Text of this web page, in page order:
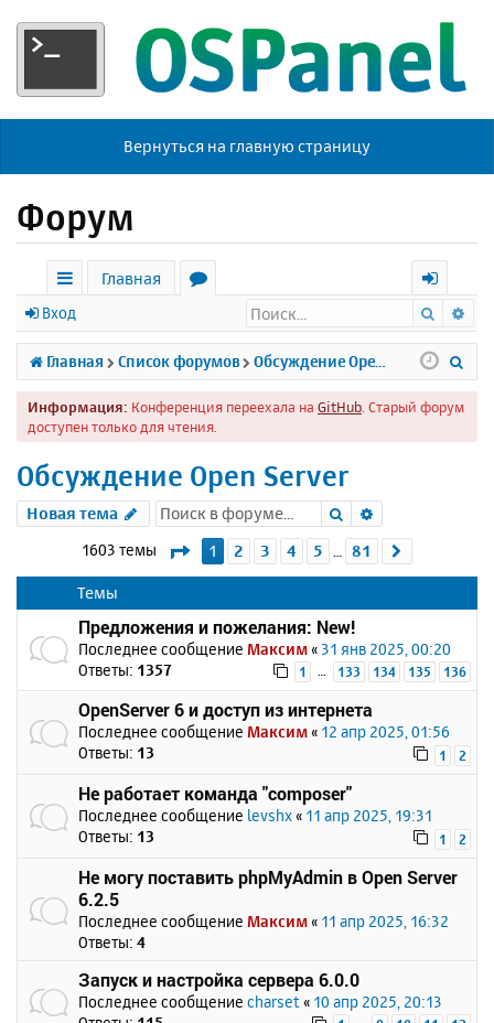
Вернуться на главную страницу
Форум
с
ы
л
к
Главная
р
у
м
х
о
д
Вход Поиск
Главная Список форумов
Информация: Конференция переехала на GitHub . Старый форум
доступен только для чтения.
Обсуждение Open Server
Новая тема Поиск
1603 темы Страница1 из 81
1 2 3 4 5 81
Темы
Предложения и пожелания: New!
Последнее сообщение Максим « 31 янв 2025, 00:20
Ответы: 1357 1 … 133 134 135 136
OpenServer 6 и доступ из интернета
Последнее сообщение Максим « 12 апр 2025, 01:56
Ответы: 13 1 2
Не работает команда "composer"
Последнее сообщение levshx « 11 апр 2025, 19:31
Ответы: 13 1 2
Не могу поставить phpMyAdmin в Open Server
6.2.5
Последнее сообщение Максим « 11 апр 2025, 16:32
Ответы: 4
Запуск и настройка сервера 6.0.0
Последнее сообщение charset « 10 апр 2025, 20:13